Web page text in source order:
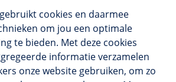
cookies en daarmee
om jou een optimale
te bieden. Met deze cookies
informatie verzamelen
onze website gebruiken, om zo
Meer dan 250 opleidingen
BIG-opleidingen in huis
en CRKBO-geregistreerd
beoordeling 8,4